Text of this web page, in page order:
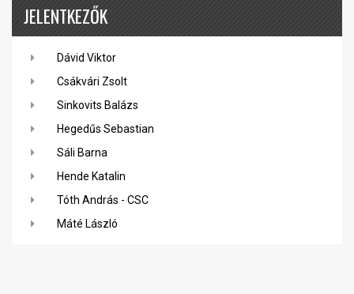
JELENTKEZŐK
Dávid Viktor
Csákvári Zsolt
Sinkovits Balázs
Hegedűs Sebastian
Sáli Barna
Hende Katalin
Tóth András - CSC
Máté László